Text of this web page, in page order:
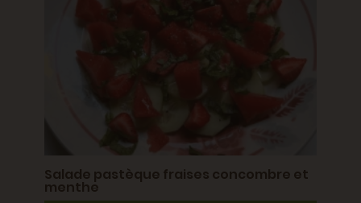
Salade pastèque fraises concombre et
menthe